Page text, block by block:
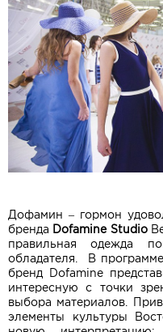
Дофамин – гормон
бренда Dofamine Studio
правильная одежда
обладателя. В
бренд Dofamine
интересную с точки
выбора материалов.
элементы культуры